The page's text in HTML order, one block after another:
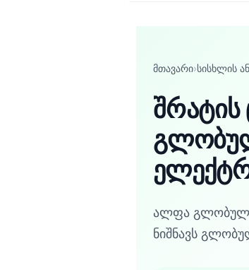
მთავარი›სისხლის
ალფა
ნიშნავს
Ślōnskŏ gŏdka
Norsk bokmål